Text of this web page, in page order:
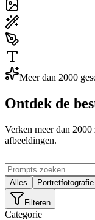
Meer dan 2000
Ontdek de
Verken meer dan
afbeeldingen.
Alles Portretfotografie
Filteren
Categorie